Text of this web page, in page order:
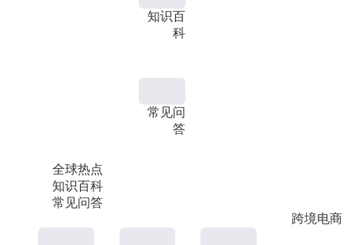
全球热点
知识百科
常见问答
知识百
科
常见问
答
跨境电商